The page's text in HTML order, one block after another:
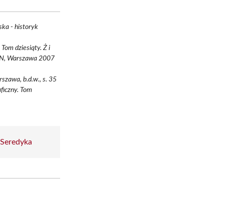
- historyk
dziesiąty. Ż i
Warszawa 2007
b.d.w., s. 35
Tom